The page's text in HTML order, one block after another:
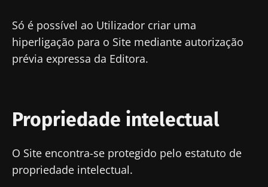
Só é possível ao Utilizador criar uma
hiperligação para o Site mediante autorização
prévia expressa da Editora.
Propriedade intelectual
O Site encontra-se protegido pelo estatuto de
propriedade intelectual.
Mantenha-se
informado
Junte-se à comunidade de profissionais de
saúde e investigadores da Microbiota e
últimas notícias sobre a microbiota.